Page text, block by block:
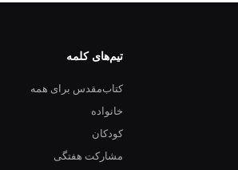
تیم‌های کلمه
کتاب‌مقدس برای همه
خانواده
کودکان
مشارکت هفتگی